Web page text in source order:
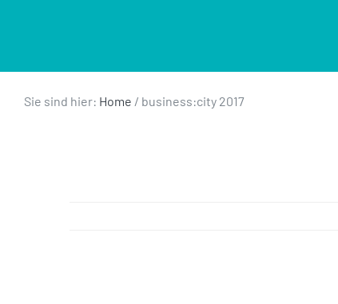
Sie sind hier: Home / business:city 2017